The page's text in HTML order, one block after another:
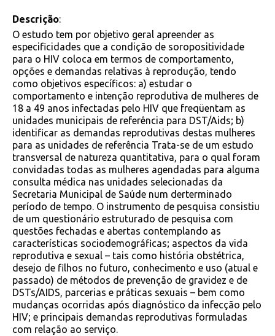
Descrição:
O estudo tem por objetivo geral apreender as
especificidades que a condição de soropositividade
para o HIV coloca em termos de comportamento,
opções e demandas relativas à reprodução, tendo
como objetivos específicos: a) estudar o
comportamento e intenção reprodutiva de mulheres de
18 a 49 anos infectadas pelo HIV que freqüentam as
unidades municipais de referência para DST/Aids; b)
identificar as demandas reprodutivas destas mulheres
para as unidades de referência Trata-se de um estudo
transversal de natureza quantitativa, para o qual foram
convidadas todas as mulheres agendadas para alguma
consulta médica nas unidades selecionadas da
Secretaria Municipal de Saúde num derterminado
período de tempo. O instrumento de pesquisa consistiu
de um questionário estruturado de pesquisa com
questões fechadas e abertas contemplando as
características sociodemográficas; aspectos da vida
reprodutiva e sexual – tais como história obstétrica,
desejo de filhos no futuro, conhecimento e uso (atual e
passado) de métodos de prevenção de gravidez e de
DSTs/AIDS, parcerias e práticas sexuais – bem como
mudanças ocorridas após diagnóstico da infecção pelo
HIV; e principais demandas reprodutivas formuladas
com relação ao serviço.